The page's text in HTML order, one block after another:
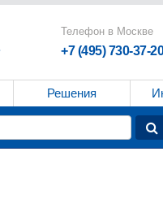
Телефон в Москве
+7 (495) 730-37-
Решения